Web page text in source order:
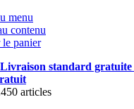
menu
contenu
panier
standard gratuite
articles